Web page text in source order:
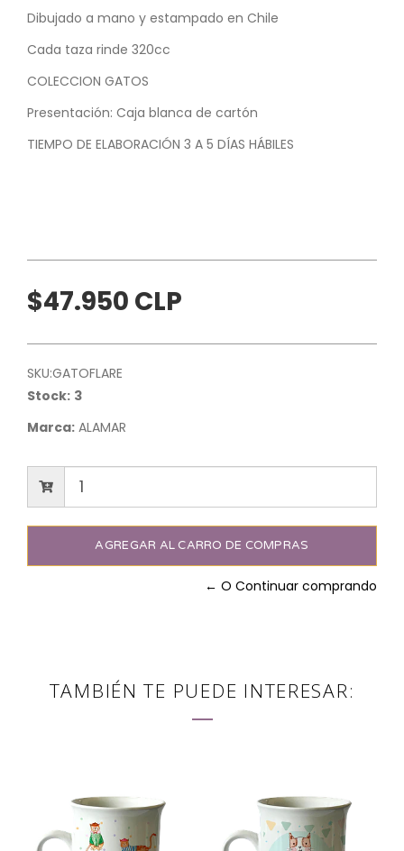
Dibujado a mano y estampado en Chile
Cada taza rinde 320cc
COLECCION GATOS
Presentación: Caja blanca de cartón
TIEMPO DE ELABORACIÓN 3 A 5 DÍAS HÁBILES
$47.950 CLP
SKU:GATOFLARE
Stock: 3
Marca: ALAMAR
← O Continuar comprando
TAMBIÉN TE PUEDE INTERESAR: